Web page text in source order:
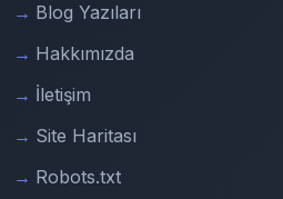
Blog Yazıları
Hakkımızda
İletişim
Site Haritası
Robots.txt